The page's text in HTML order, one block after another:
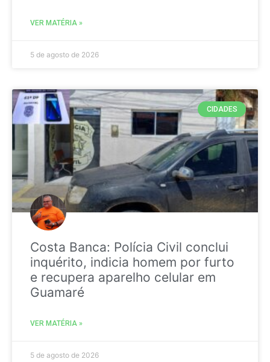
VER MATÉRIA »
5 de agosto de 2026
CIDADES
Costa Banca: Polícia Civil conclui
inquérito, indicia homem por furto
e recupera aparelho celular em
Guamaré
VER MATÉRIA »
5 de agosto de 2026